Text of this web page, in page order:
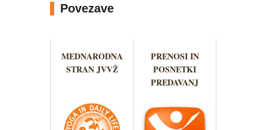
Povezave
MEDNARODNA
STRAN JVVŽ
PRENOSI IN
POSNETKI
PREDAVANJ